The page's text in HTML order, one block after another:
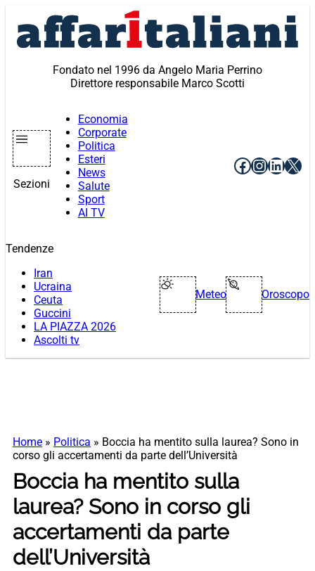
contenuto
Fondato nel 1996 da Angelo Maria Perrino
Direttore responsabile Marco Scotti
Sezioni
Economia
Corporate
Politica
Esteri
News
Salute
Sport
AI TV
Facebook
X
Tendenze
Iran
Ucraina
Ceuta
Guccini
LA PIAZZA 2026
Ascolti tv
Meteo Oroscopo
Home » Politica » Boccia ha mentito sulla laurea? Sono in
corso gli accertamenti da parte dell’Università
Boccia ha mentito sulla
laurea? Sono in corso gli
accertamenti da parte
dell’Università